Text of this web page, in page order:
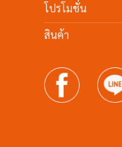
โปรโมชั่น
สินค้า